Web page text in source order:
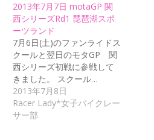
2013年7月7日 motaGP 関
西シリーズRd1 琵琶湖スポ
ーツランド
7月6日(土)のファンライドス
クールと翌日のモタGP 関
西シリーズ初戦に参戦して
きました。 スクール…
2013年7月8日
Racer Lady*女子バイクレー
サー部